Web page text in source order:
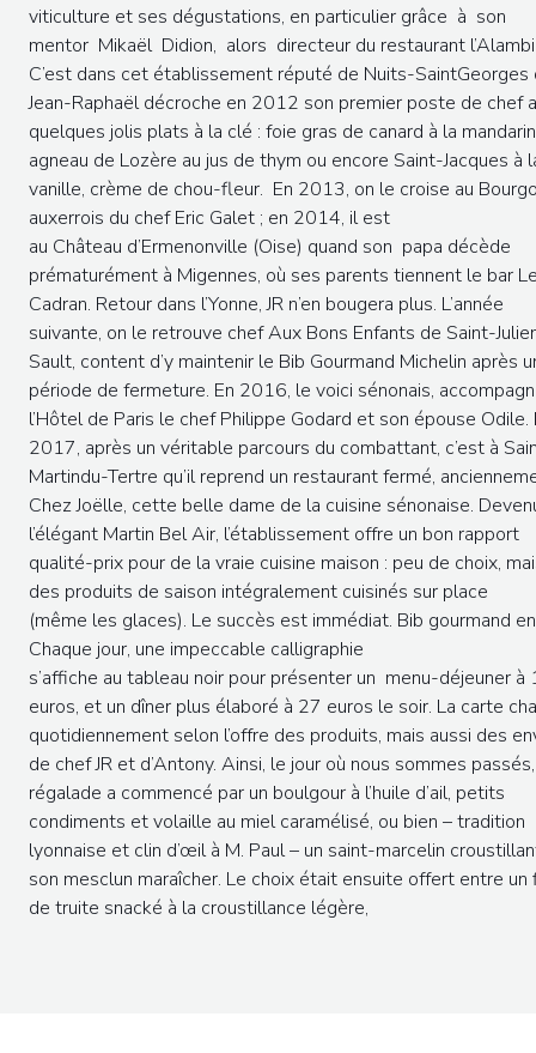
viticulture et ses dégustations, en particulier grâce à son
mentor Mikaël Didion, alors directeur du restaurant
C’est dans cet établissement réputé de Nuits-SaintGeorges
Jean-Raphaël décroche en 2012 son premier poste de chef
quelques jolis plats à la clé : foie gras de canard à la
agneau de Lozère au jus de thym ou encore Saint-Jacques à
vanille, crème de chou-fleur. En 2013, on le croise au
auxerrois du chef Eric Galet ; en 2014, il est
au Château d’Ermenonville (Oise) quand son papa décède
prématurément à Migennes, où ses parents tiennent le bar
Cadran. Retour dans l’Yonne, JR n’en bougera plus. L’année
suivante, on le retrouve chef Aux Bons Enfants de Saint-
Sault, content d’y maintenir le Bib Gourmand Michelin après
période de fermeture. En 2016, le voici sénonais,
l’Hôtel de Paris le chef Philippe Godard et son épouse Odile.
2017, après un véritable parcours du combattant, c’est à
Martindu-Tertre qu’il reprend un restaurant fermé,
Chez Joëlle, cette belle dame de la cuisine sénonaise.
l’élégant Martin Bel Air, l’établissement offre un bon rapport
qualité-prix pour de la vraie cuisine maison : peu de choix,
des produits de saison intégralement cuisinés sur place
(même les glaces). Le succès est immédiat. Bib gourmand
Chaque jour, une impeccable calligraphie
s’affiche au tableau noir pour présenter un menu-déjeuner à
euros, et un dîner plus élaboré à 27 euros le soir. La carte
quotidiennement selon l’offre des produits, mais aussi des
de chef JR et d’Antony. Ainsi, le jour où nous sommes
régalade a commencé par un boulgour à l’huile d’ail, petits
condiments et volaille au miel caramélisé, ou bien – tradition
lyonnaise et clin d’œil à M. Paul – un saint-marcelin
son mesclun maraîcher. Le choix était ensuite offert entre
de truite snacké à la croustillance légère,